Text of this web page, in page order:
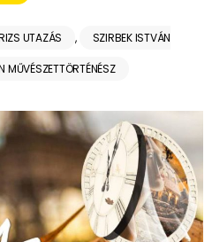
UTAZÁS , SZIRBEK ISTVÁN
MŰVÉSZETTÖRTÉNÉSZ